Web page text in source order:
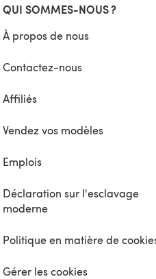
QUI SOMMES-NOUS ?
À propos de nous
Contactez-nous
Affiliés
Vendez vos modèles
Emplois
Déclaration sur l'esclavage
moderne
Politique en matière de
Gérer les cookies